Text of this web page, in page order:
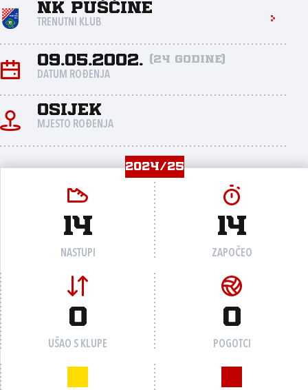
NK Pušćine
TRENUTNI KLUB
09.05.2002. (24 godine)
DATUM ROĐENJA
Osijek
MJESTO ROĐENJA
2024/25
14
NASTUPI
14
ZAPOČEO
0
UŠAO S KLUPE
0
POGOTCI